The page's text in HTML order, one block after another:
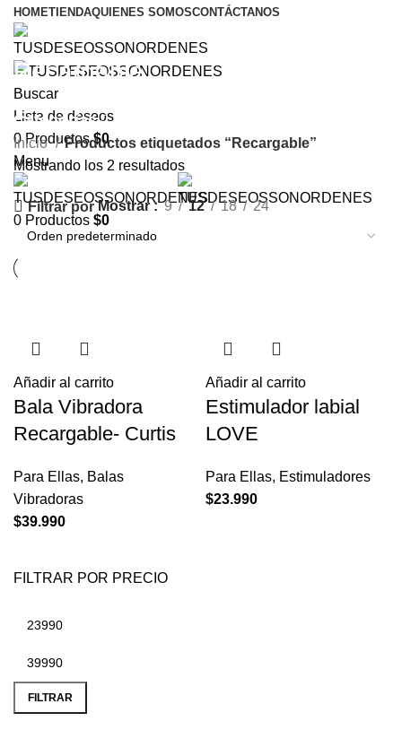
HOMETIENDAQUIENES SOMOSCONTÁCTANOS
Buscar
Lista de deseos
0Productos $0
Menu
0 Productos $0
Recargable
Categorías
FILTRAR POR PRECIO
Precio
mínimo
Precio
máximo
FILTRAR
Inicio
Productos etiquetados “Recargable”
Mostrando los 2 resultados
Filtrar por Mostrar 9 12 18 24
Añadir al carrito
Bala Vibradora
Recargable- Curtis
Para Ellas, Balas
Vibradoras
$39.990
Añadir al carrito
Estimulador labial
LOVE
Para Ellas, Estimuladores
$23.990